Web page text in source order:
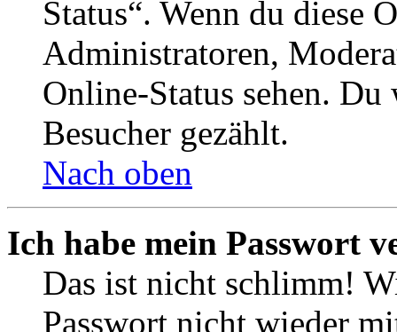
Status“. Wenn du diese
Administratoren,
Online-Status sehen.
Besucher gezählt.
Nach oben
Ich habe mein Passwort
Das ist nicht schlimm!
Passwort nicht wieder